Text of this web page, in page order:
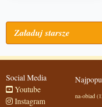
Załaduj starsze
Social Media
Youtube
Instagram
na-obiad